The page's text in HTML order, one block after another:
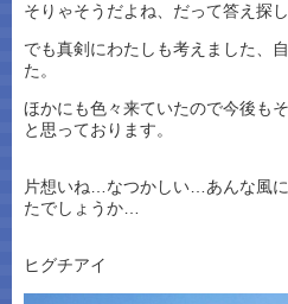
そりゃそうだよね、だって答え探
でも真剣にわたしも考えました、
た。
ほかにも色々来ていたので今後も
と思っております。
片想いね…なつかしい…あんな風
たでしょうか…
ヒグチアイ